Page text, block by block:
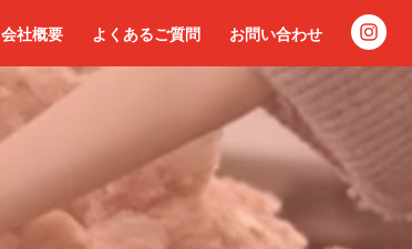
会社概要 よくあるご質問 お問い合わせ